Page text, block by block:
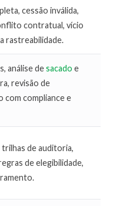
cessão inválida,
contratual, vício
rastreabilidade.
análise desacado e
revisão de
com compliance e
de auditoria,
de elegibilidade,